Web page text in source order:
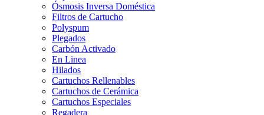
Ósmosis Inversa Doméstica
Filtros de Cartucho
Polyspum
Plegados
Carbón Activado
En Linea
Hilados
Cartuchos Rellenables
Cartuchos de Cerámica
Cartuchos Especiales
Regadera